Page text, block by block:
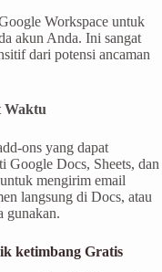
Workspace untuk
akun Anda. Ini sangat
dari potensi ancaman
Waktu
ons yang dapat
Google Docs, Sheets, dan
mengirim email
langsung di Docs, atau
gunakan.
ketimbang Gratis